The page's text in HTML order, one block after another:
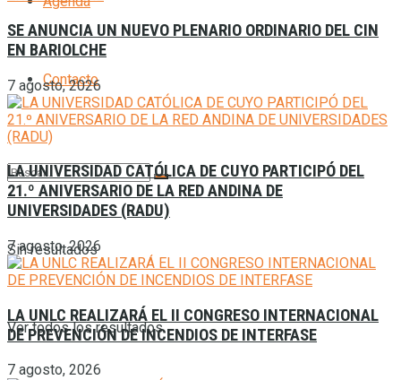
Contacto
Sin resultados
Ver todos los resultados
SE ANUNCIA UN NUEVO PLENARIO ORDINARIO DEL CIN
EN BARIOLCHE
7 agosto, 2026
LA UNIVERSIDAD CATÓLICA DE CUYO PARTICIPÓ DEL
21.º ANIVERSARIO DE LA RED ANDINA DE
UNIVERSIDADES (RADU)
7 agosto, 2026
LA UNLC REALIZARÁ EL II CONGRESO INTERNACIONAL
DE PREVENCIÓN DE INCENDIOS DE INTERFASE
7 agosto, 2026